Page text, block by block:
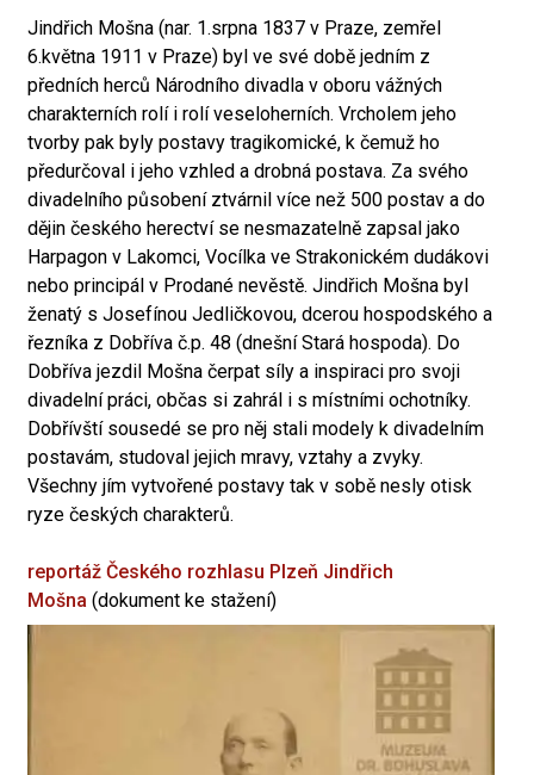
Jindřich Mošna (nar. 1.srpna 1837 v Praze, zemřel
6.května 1911 v Praze) byl ve své době jedním z
předních herců Národního divadla v oboru vážných
charakterních rolí i rolí veseloherních. Vrcholem jeho
tvorby pak byly postavy tragikomické, k čemuž ho
předurčoval i jeho vzhled a drobná postava. Za svého
divadelního působení ztvárnil více než 500 postav a do
dějin českého herectví se nesmazatelně zapsal jako
Harpagon v Lakomci, Vocílka ve Strakonickém dudákovi
nebo principál v Prodané nevěstě. Jindřich Mošna byl
ženatý s Josefínou Jedličkovou, dcerou hospodského a
řezníka z Dobříva č.p. 48 (dnešní Stará hospoda). Do
Dobříva jezdil Mošna čerpat síly a inspiraci pro svoji
divadelní práci, občas si zahrál i s místními ochotníky.
Dobřívští sousedé se pro něj stali modely k divadelním
postavám, studoval jejich mravy, vztahy a zvyky.
Všechny jím vytvořené postavy tak v sobě nesly otisk
ryze českých charakterů.
reportáž Českého rozhlasu Plzeň Jindřich
Mošna (dokument ke stažení)